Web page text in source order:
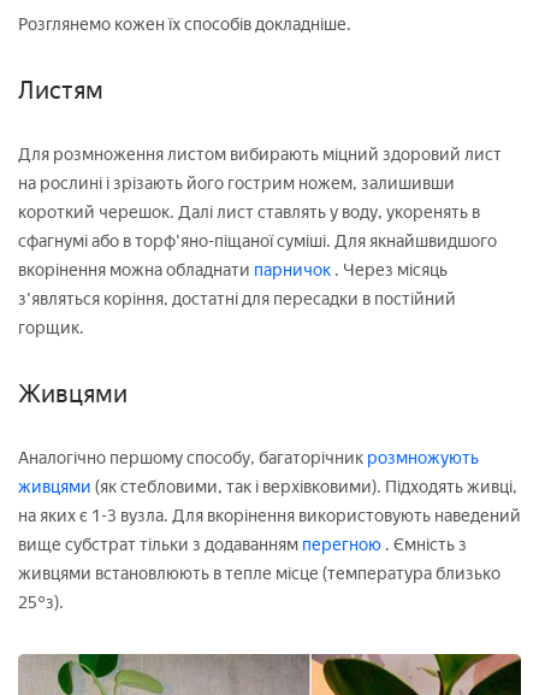
Розглянемо кожен їх способів докладніше.
Листям
Для розмноження листом вибирають міцний здоровий лист
на рослині і зрізають його гострим ножем, залишивши
короткий черешок. Далі лист ставлять у воду, укоренять в
сфагнумі або в торф'яно-піщаної суміші. Для якнайшвидшого
вкорінення можна обладнати парничок . Через місяць
з'являться коріння, достатні для пересадки в постійний
горщик.
Живцями
Аналогічно першому способу, багаторічник розмножують
живцями (як стебловими, так і верхівковими). Підходять живці,
на яких є 1-3 вузла. Для вкорінення використовують наведений
вище субстрат тільки з додаванням перегною . Ємність з
живцями встановлюють в тепле місце (температура близько
25°з).